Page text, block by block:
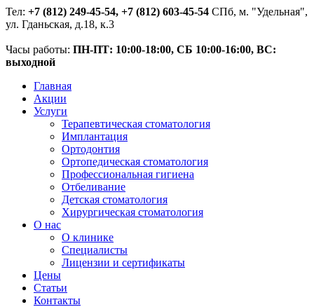
Тел: +7 (812) 249-45-54, +7 (812) 603-45-54 СПб, м. "Удельная",
ул. Гданьская, д.18, к.3
Часы работы: ПН-ПТ: 10:00-18:00, СБ 10:00-16:00, ВС:
выходной
Главная
Акции
Услуги
Терапевтическая стоматология
Имплантация
Ортодонтия
Ортопедическая стоматология
Профессиональная гигиена
Отбеливание
Детская стоматология
Хирургическая стоматология
О нас
О клинике
Специалисты
Лицензии и сертификаты
Цены
Статьи
Контакты